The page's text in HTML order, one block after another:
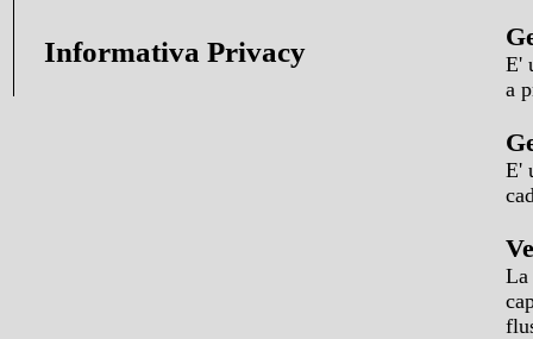
Informativa Privacy
E'
a
E'
La